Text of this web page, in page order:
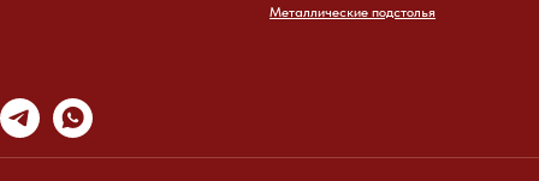
Металлические подстолья